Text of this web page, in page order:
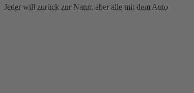
Jeder will zurück zur Natur, aber alle mit dem Auto